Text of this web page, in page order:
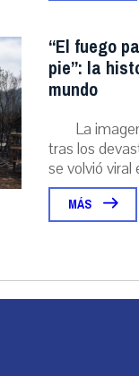
“El fuego
pie”: la
mundo
La
tras los
se volvió viral
MÁS